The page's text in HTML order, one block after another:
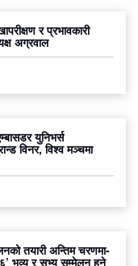
र प्रभावकारी
अग्रवाल
युनिभर्स
विनर, विश्व मञ्चमा
तयारी अन्तिम चरणमा-
भव्य र सभ्य सम्मेलन हुने